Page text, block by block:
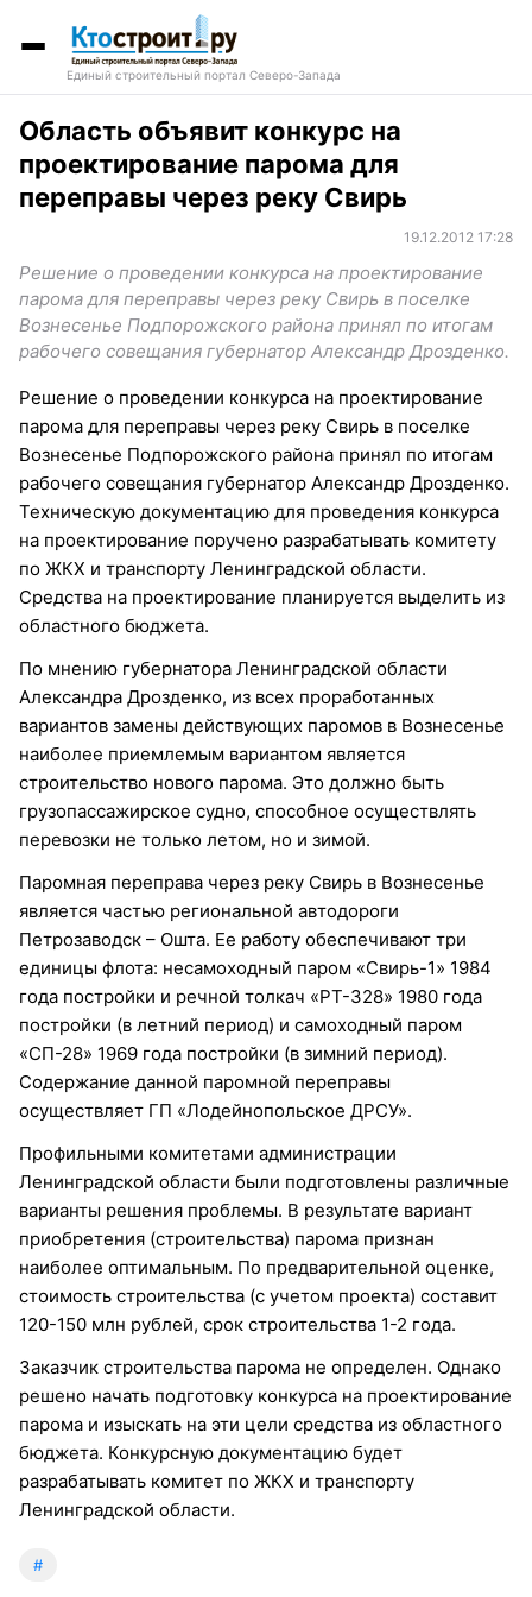
Единый строительный портал Северо-Запада
Область объявит конкурс на
проектирование парома для
переправы через реку Свирь
19.12.2012 17:28
Решение о проведении конкурса на проектирование
парома для переправы через реку Свирь в поселке
Вознесенье Подпорожского района принял по итогам
рабочего совещания губернатор Александр Дрозденко.
Решение о проведении конкурса на проектирование
парома для переправы через реку Свирь в поселке
Вознесенье Подпорожского района принял по итогам
рабочего совещания губернатор Александр Дрозденко.
Техническую документацию для проведения конкурса
на проектирование поручено разрабатывать комитету
по ЖКХ и транспорту Ленинградской области.
Средства на проектирование планируется выделить из
областного бюджета.
По мнению губернатора Ленинградской области
Александра Дрозденко, из всех проработанных
вариантов замены действующих паромов в Вознесенье
наиболее приемлемым вариантом является
строительство нового парома. Это должно быть
грузопассажирское судно, способное осуществлять
перевозки не только летом, но и зимой.
Паромная переправа через реку Свирь в Вознесенье
является частью региональной автодороги
Петрозаводск – Ошта. Ее работу обеспечивают три
единицы флота: несамоходный паром «Свирь-1» 1984
года постройки и речной толкач «РТ-328» 1980 года
постройки (в летний период) и самоходный паром
«СП-28» 1969 года постройки (в зимний период).
Содержание данной паромной переправы
осуществляет ГП «Лодейнопольское ДРСУ».
Профильными комитетами администрации
Ленинградской области были подготовлены различные
варианты решения проблемы. В результате вариант
приобретения (строительства) парома признан
наиболее оптимальным. По предварительной оценке,
стоимость строительства (с учетом проекта) составит
120-150 млн рублей, срок строительства 1-2 года.
Заказчик строительства парома не определен. Однако
решено начать подготовку конкурса на проектирование
парома и изыскать на эти цели средства из областного
бюджета. Конкурсную документацию будет
разрабатывать комитет по ЖКХ и транспорту
Ленинградской области.
#